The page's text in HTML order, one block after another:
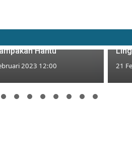
Tinggal di Tengah
Hantu
2023 12:00 21